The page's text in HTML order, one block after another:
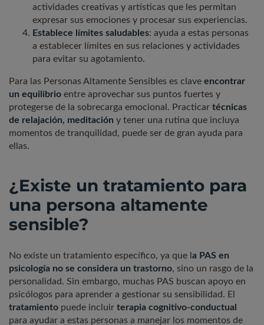
actividades creativas y artísticas que les permitan
expresar sus emociones y procesar sus experiencias.
Establece límites saludables: ayuda a estas personas
a establecer límites en sus relaciones y actividades
para evitar su agotamiento.
Para las Personas Altamente Sensibles es clave encontrar
un equilibrio entre aprovechar sus puntos fuertes y
protegerse de la sobrecarga emocional. Practicar técnicas
de relajación, meditación y tener una rutina que incluya
momentos de tranquilidad, puede ser de gran ayuda para
ellas.
¿Existe un tratamiento para
una persona altamente
sensible?
No existe un tratamiento específico, ya que l a PAS en
psicología no se considera un trastorno, sino un rasgo de la
personalidad. Sin embargo, muchas PAS buscan apoyo en
psicólogos para aprender a gestionar su sensibilidad. El
tratamiento puede incluir terapia cognitivo-conductual
para ayudar a estas personas a manejar los momentos de